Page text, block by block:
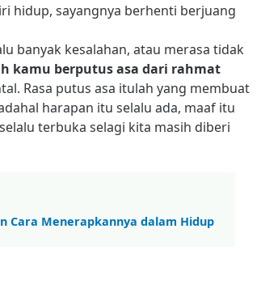
hidup, sayangnya berhenti berjuang
banyak kesalahan, atau merasa tidak
kamu berputus asa dari rahmat
Rasa putus asa itulah yang membuat
harapan itu selalu ada, maaf itu
terbuka selagi kita masih diberi
Cara Menerapkannya dalam Hidup